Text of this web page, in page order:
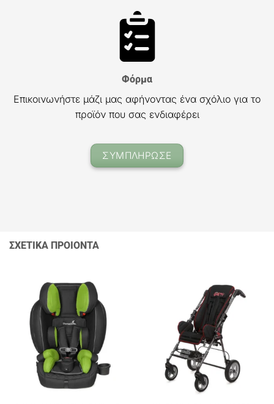
Φόρμα
Επικοινωνήστε μάζι μας αφήνοντας ένα σχόλιο για το
προϊόν που σας ενδιαφέρει
ΣΥΜΠΛΗΡΩΣΕ
ΣΧΕΤΙΚΑ ΠΡΟΙΟΝΤΑ